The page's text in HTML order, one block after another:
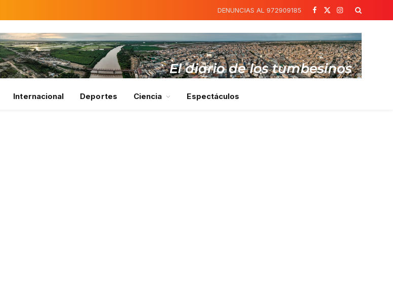
DENUNCIAS AL 972909185
Facebook
X
Instagram
Internacional Deportes Ciencia Espectáculos